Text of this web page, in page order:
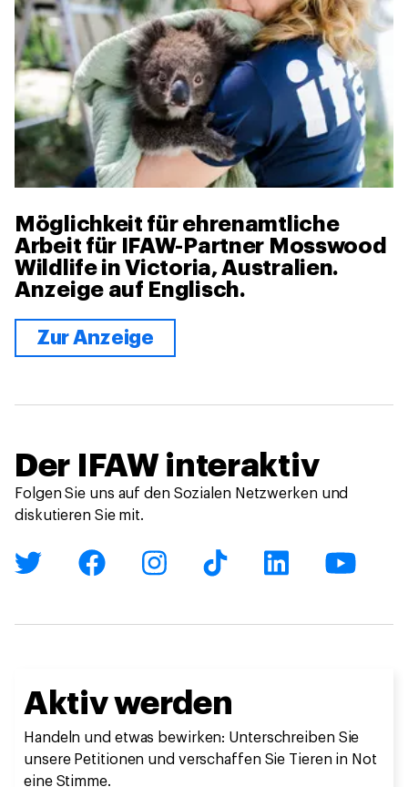
Möglichkeit für ehrenamtliche
Arbeit für IFAW-Partner Mosswood
Wildlife in Victoria, Australien.
Anzeige auf Englisch.
Zur Anzeige
Der IFAW interaktiv
Folgen Sie uns auf den Sozialen Netzwerken und
diskutieren Sie mit.
Aktiv werden
Handeln und etwas bewirken: Unterschreiben Sie
unsere Petitionen und verschaffen Sie Tieren in Not
eine Stimme.